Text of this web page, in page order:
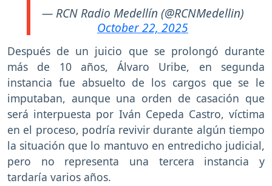
— RCN Radio Medellín (@RCNMedellin)
October 22, 2025
Después de un juicio que se prolongó durante
más de 10 años, Álvaro Uribe, en segunda
instancia fue absuelto de los cargos que se le
imputaban, aunque una orden de casación que
será interpuesta por Iván Cepeda Castro, víctima
en el proceso, podría revivir durante algún tiempo
la situación que lo mantuvo en entredicho judicial,
pero no representa una tercera instancia y
tardaría varios años.